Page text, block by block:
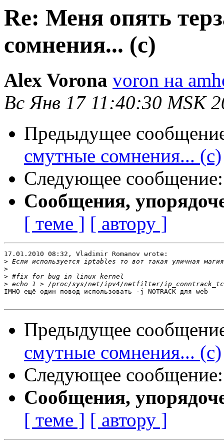
Re: Меня опять
сомнения... (с)
Alex Vorona voron на
Вс Янв 17 11:40:30 MSK
Предыдущее
смутные сомнения... (с)
Следующее
Сообщения,
[ теме ] [ автору ]
17.01.2010 08:32, Vladimir Romanov wrote:
>
>
>
>
IMHO ещё один повод использовать -j NOTRACK для web
Предыдущее
смутные сомнения... (с)
Следующее
Сообщения,
[ теме ] [ автору ]